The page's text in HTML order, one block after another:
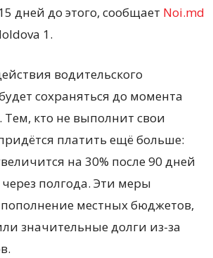
дней до этого, сообщает Noi.md
1.
водительского
сохраняться до момента
кто не выполнит свои
платить ещё больше:
на 30% после 90 дней
полгода. Эти меры
местных бюджетов,
значительные долги из-за